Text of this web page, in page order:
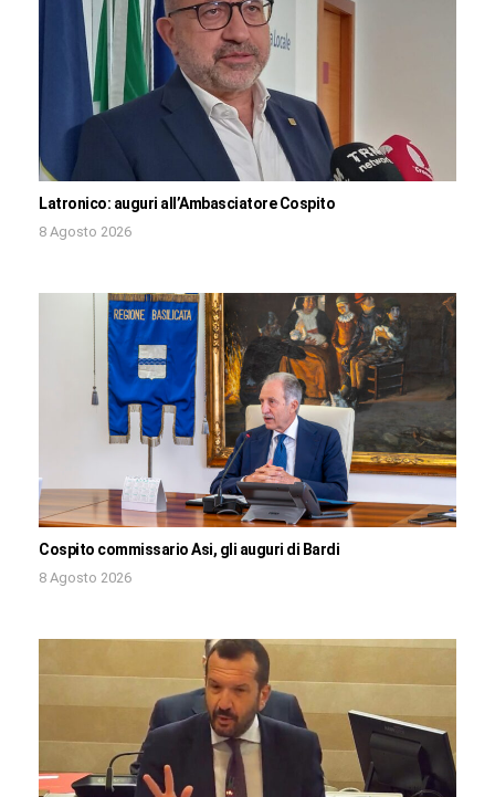
Latronico: auguri all’Ambasciatore Cospito
8 Agosto 2026
Cospito commissario Asi, gli auguri di Bardi
8 Agosto 2026